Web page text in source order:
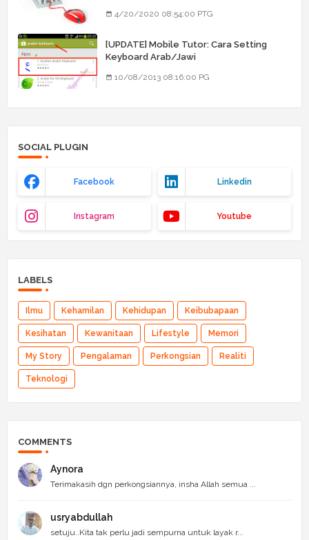
4/20/2020 08:54:00 PTG
[UPDATE] Mobile Tutor: Cara Setting
Keyboard Arab/Jawi
10/08/2013 08:16:00 PG
SOCIAL PLUGIN
Facebook Linkedin
Instagram Youtube
LABELS
Ilmu Kehamilan Kehidupan Keibubapaan
Kesihatan Kewanitaan Lifestyle Memori
My Story Pengalaman Perkongsian Realiti
Teknologi
COMMENTS
Aynora
Terimakasih dgn perkongsiannya, insha Allah semua ...
usryabdullah
setuju..Kita tak perlu jadi sempurna untuk layak r...